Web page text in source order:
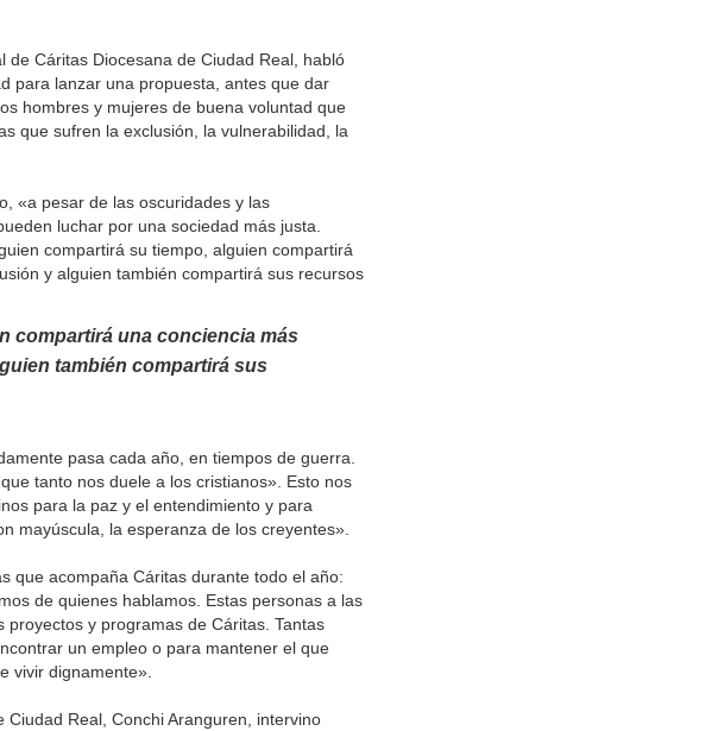
Cáritas Diocesana de Ciudad Real, habló
para lanzar una propuesta, antes que dar
hombres y mujeres de buena voluntad que
que sufren la exclusión, la vulnerabilidad, la
«a pesar de las oscuridades y las
luchar por una sociedad más justa.
compartirá su tiempo, alguien compartirá
y alguien también compartirá sus recursos
compartirá una conciencia más
también compartirá sus
pasa cada año, en tiempos de guerra.
tanto nos duele a los cristianos». Esto nos
para la paz y el entendimiento y para
mayúscula, la esperanza de los creyentes».
que acompaña Cáritas durante todo el año:
de quienes hablamos. Estas personas a las
y programas de Cáritas. Tantas
un empleo o para mantener el que
vivir dignamente».
Real, Conchi Aranguren, intervino